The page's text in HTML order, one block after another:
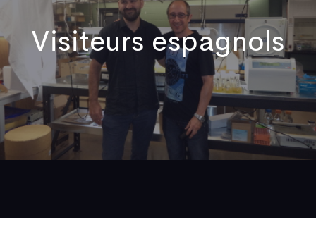
Visiteurs espagnols